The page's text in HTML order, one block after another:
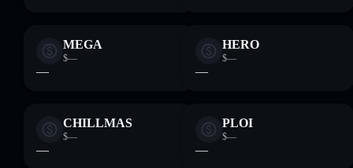
MEGA
$—
—
HERO
$—
—
CHILLMAS
$—
—
PLOI
$—
—